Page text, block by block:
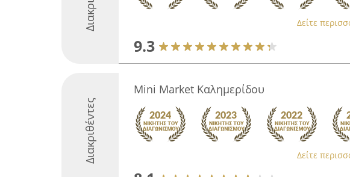
Δείτε
9.3
Διακριθέντες
Mini Market Καλημερίδου
Δείτε